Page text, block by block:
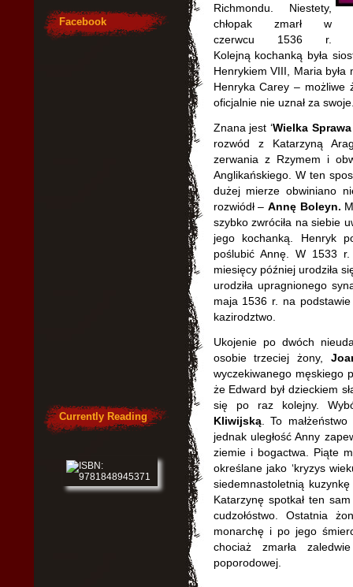
Richmondu. Niestety,
chłopak zmarł w
czerwcu 1536 r.
Kolejną kochanką była
Henrykiem VIII, Maria
Henryka Carey – możliwe
oficjalnie nie uznał za
Znana jest ‘Wielka
rozwód z Katarzyną
zerwania z Rzymem i
Anglikańskiego. W ten
dużej mierze obwiniano
rozwiódł – Annę Boleyn.
szybko zwróciła na siebie
jego kochanką. Henryk
poślubić Annę. W 1533
miesięcy później urodziła
urodziła upragnionego
maja 1536 r. na podstawie
kazirodztwo.
Ukojenie po dwóch
osobie trzeciej żony,
wyczekiwanego męskiego
że Edward był dzieckiem
się po raz kolejny.
Kliwijską. To
jednak uległość Anny
ziemie i bogactwa. Piąte
określane jako ‘kryzys
siedemnastoletnią
Katarzynę spotkał ten
cudzołóstwo. Ostatnia
monarchę i po jego
chociaż zmarła
poporodowej.
Facebook
Currently Reading